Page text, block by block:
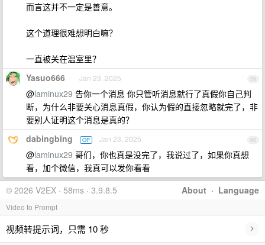
而言这并不一定是善意。
这个道理很难想明白嘛？
一直被关在温室里？
59
Yasuo666 Jan 23, 2025
@laminux29 告你一个消息 你只管听消息就行了真假你自己判
断，为什么非要关心消息真假，你认为假的直接忽略就完了，非
要别人证明这个消息是真的？
60
dabingbing OP Jan 23, 2025
@laminux29 哥们，你也真是没完了，我说过了，如果你真想
看，加个微信，我真可以发你看看
About · Language
© 2026 V2EX · 58ms · 3.9.8.5
Video to Prompt
视频转提示词，只需 10 秒 ›